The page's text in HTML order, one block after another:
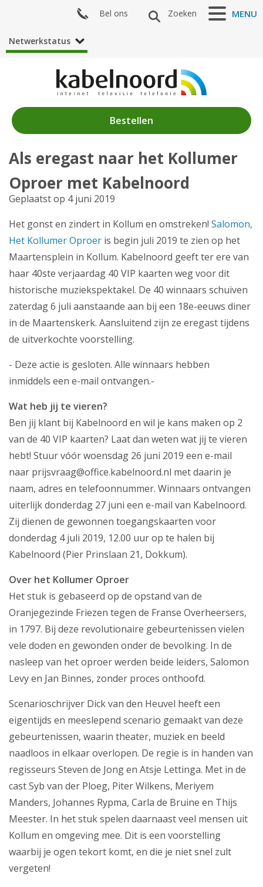
Nieuws
Algemeen
Acties
Zenderaanbod
Klantenservice
Mijn Kabelnoord
Zakelijk
Mijn webmail
Bestellen
MENU
Zoeken
Bel ons
Netwerkstatus
Als eregast naar het Kollumer
Oproer met Kabelnoord
Geplaatst op 4 juni 2019
Het gonst en zindert in Kollum en omstreken! Salomon,
Het Kollumer Oproer is begin juli 2019 te zien op het
Maartensplein in Kollum. Kabelnoord geeft ter ere van
haar 40ste verjaardag 40 VIP kaarten weg voor dit
historische muziekspektakel. De 40 winnaars schuiven
zaterdag 6 juli aanstaande aan bij een 18e-eeuws diner
in de Maartenskerk. Aansluitend zijn ze eregast tijdens
de uitverkochte voorstelling.
- Deze actie is gesloten. Alle winnaars hebben
inmiddels een e-mail ontvangen.-
Wat heb jij te vieren?
Ben jij klant bij Kabelnoord en wil je kans maken op 2
van de 40 VIP kaarten? Laat dan weten wat jij te vieren
hebt! Stuur vóór woensdag 26 juni 2019 een e-mail
naar prijsvraag@office.kabelnoord.nl met daarin je
naam, adres en telefoonnummer. Winnaars ontvangen
uiterlijk donderdag 27 juni een e-mail van Kabelnoord.
Zij dienen de gewonnen toegangskaarten voor
donderdag 4 juli 2019, 12.00 uur op te halen bij
Kabelnoord (Pier Prinslaan 21, Dokkum).
Over het Kollumer Oproer
Het stuk is gebaseerd op de opstand van de
Oranjegezinde Friezen tegen de Franse Overheersers,
in 1797. Bij deze revolutionaire gebeurtenissen vielen
vele doden en gewonden onder de bevolking. In de
nasleep van het oproer werden beide leiders, Salomon
Levy en Jan Binnes, zonder proces onthoofd.
Scenarioschrijver Dick van den Heuvel heeft een
eigentijds en meeslepend scenario gemaakt van deze
gebeurtenissen, waarin theater, muziek en beeld
naadloos in elkaar overlopen. De regie is in handen van
regisseurs Steven de Jong en Atsje Lettinga. Met in de
cast Syb van der Ploeg, Piter Wilkens, Meriyem
Manders, Johannes Rypma, Carla de Bruine en Thijs
Meester. In het stuk spelen daarnaast veel mensen uit
Kollum en omgeving mee. Dit is een voorstelling
waarbij je ogen tekort komt, en die je niet snel zult
vergeten!